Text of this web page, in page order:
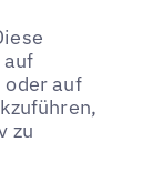
auf
oder auf
zu